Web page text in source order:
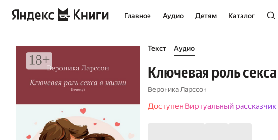
Главное Аудио Детям Каталог
Текст Аудио
Ключевая роль
Вероника Ларссон
Доступен Виртуальный рассказчик